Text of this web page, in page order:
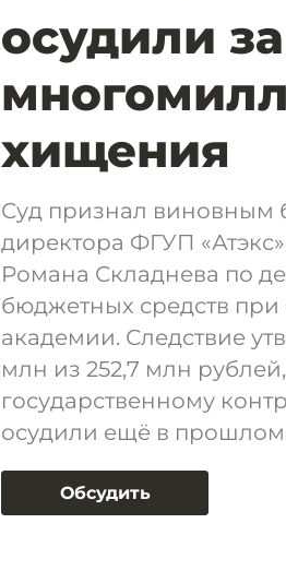
осудили за
хищения
Суд признал виновным
директора ФГУП
Романа Складнева по
бюджетных средств при
академии. Следствие
млн из 252,7 млн
государственному
осудили ещё в прошлом
Обсудить